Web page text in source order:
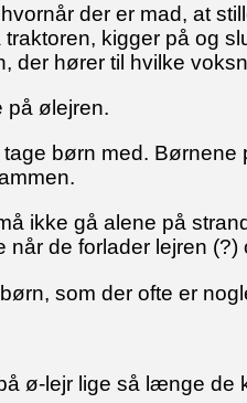
der er mad, at
kigger på og
der hører til hvilke
på ølejren.
børn med.
ikke gå alene på
de forlader lejren
som der ofte er
ø-lejr lige så længe de